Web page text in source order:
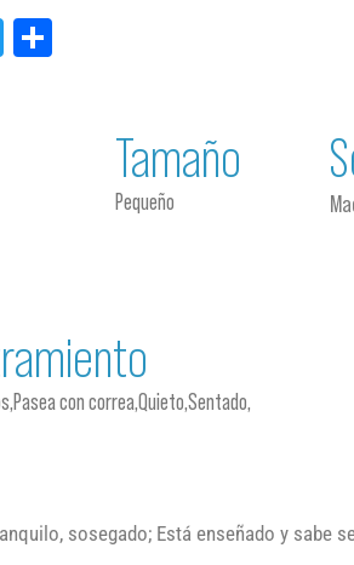
Twitter
Tamaño
Pequeño
con correa,Quieto,Sentado,
sosegado; Está enseñado y sabe